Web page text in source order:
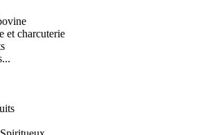
et charcuterie